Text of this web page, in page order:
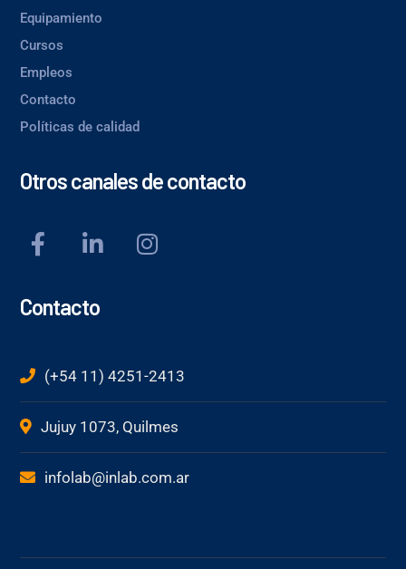
Equipamiento
Cursos
Empleos
Contacto
Políticas de calidad
Otros canales de contacto
Contacto
(+54 11) 4251-2413
Jujuy 1073, Quilmes
infolab@inlab.com.ar